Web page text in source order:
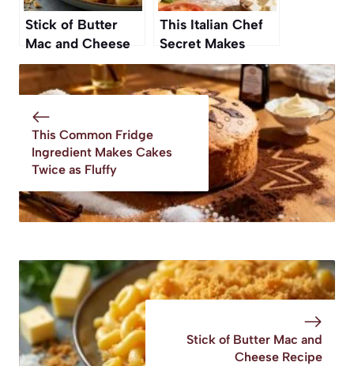
Stick of Butter
Mac and Cheese
Recipe
This Italian Chef
Secret Makes
Homemade Pizza
Taste Restaurant-
This Common Fridge
Ingredient Makes Cakes
Twice as Fluffy
Stick of Butter Mac and
Cheese Recipe